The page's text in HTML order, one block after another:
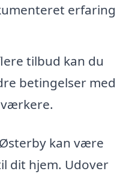
erfaring
tilbud kan du
betingelser med
kan være
dit hjem. Udover